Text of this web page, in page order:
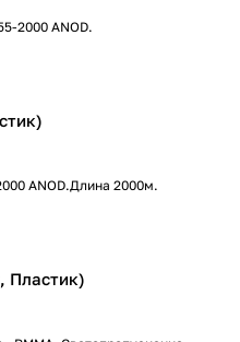
2000 ANOD.
ANOD.Длина 2000м.
Пластик)